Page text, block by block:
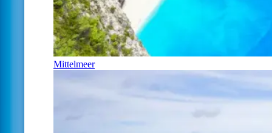
Mittelmeer